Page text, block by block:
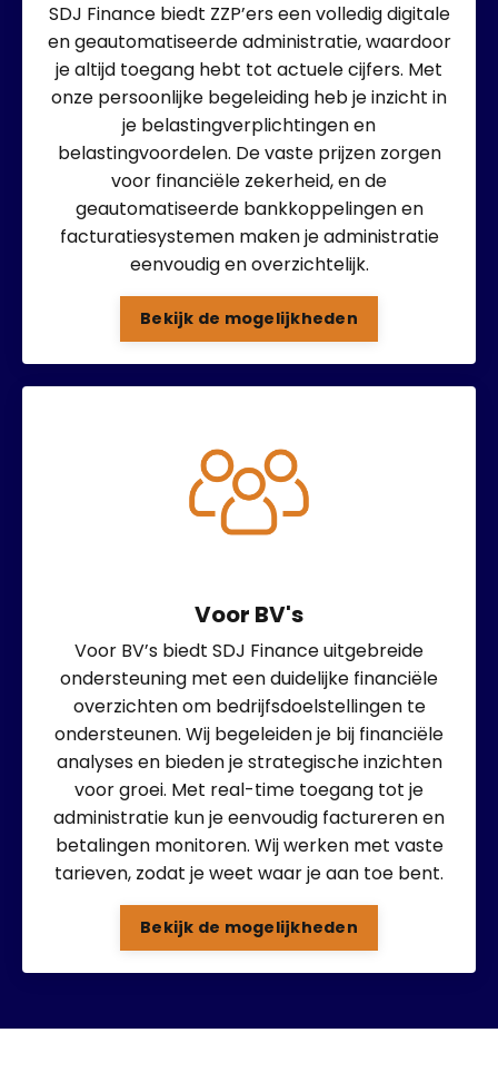
SDJ Finance biedt ZZP’ers een volledig digitale
en geautomatiseerde administratie, waardoor
je altijd toegang hebt tot actuele cijfers. Met
onze persoonlijke begeleiding heb je inzicht in
je belastingverplichtingen en
belastingvoordelen. De vaste prijzen zorgen
voor financiële zekerheid, en de
geautomatiseerde bankkoppelingen en
facturatiesystemen maken je administratie
eenvoudig en overzichtelijk.
Bekijk de mogelijkheden
Voor BV's
Voor BV’s biedt SDJ Finance uitgebreide
ondersteuning met een duidelijke financiële
overzichten om bedrijfsdoelstellingen te
ondersteunen. Wij begeleiden je bij financiële
analyses en bieden je strategische inzichten
voor groei. Met real-time toegang tot je
administratie kun je eenvoudig factureren en
betalingen monitoren. Wij werken met vaste
tarieven, zodat je weet waar je aan toe bent.
Bekijk de mogelijkheden